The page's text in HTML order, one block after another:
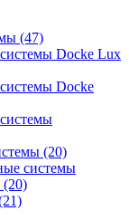
(47)
Docke Lux
Docke
(20)
системы
(20)